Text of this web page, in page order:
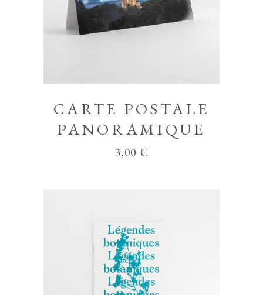
CARTE POSTALE
PANORAMIQUE
3,00€